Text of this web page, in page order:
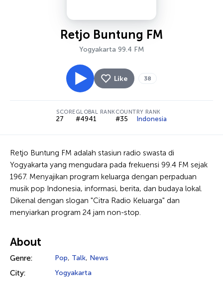
Retjo Buntung FM
Yogyakarta 99.4 FM
Like 38
SCORE
27
GLOBAL RANK
#4941
COUNTRY RANK
#35 Indonesia
Retjo Buntung FM adalah stasiun radio swasta di
Yogyakarta yang mengudara pada frekuensi 99.4 FM sejak
1967. Menyajikan program keluarga dengan perpaduan
musik pop Indonesia, informasi, berita, dan budaya lokal.
Dikenal dengan slogan "Citra Radio Keluarga" dan
menyiarkan program 24 jam non-stop.
About
Genre: Pop, Talk, News
City: Yogyakarta